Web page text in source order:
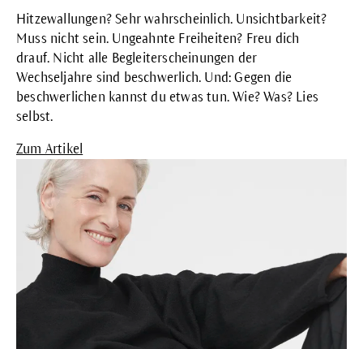
Hitzewallungen? Sehr wahrscheinlich. Unsichtbarkeit?
Muss nicht sein. Ungeahnte Freiheiten? Freu dich
drauf. Nicht alle Begleiterscheinungen der
Wechseljahre sind beschwerlich. Und: Gegen die
beschwerlichen kannst du etwas tun. Wie? Was? Lies
selbst.
Zum Artikel